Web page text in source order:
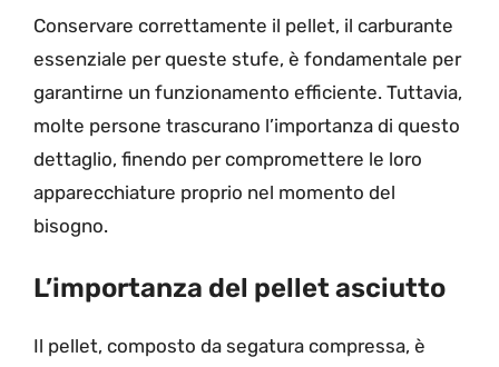
Conservare correttamente il pellet, il carburante
essenziale per queste stufe, è fondamentale per
garantirne un funzionamento efficiente. Tuttavia,
molte persone trascurano l’importanza di questo
dettaglio, finendo per compromettere le loro
apparecchiature proprio nel momento del
bisogno.
L’importanza del pellet asciutto
Il pellet, composto da segatura compressa, è